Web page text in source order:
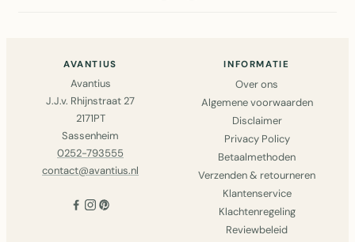
AVANTIUS
Avantius
J.J.v. Rhijnstraat 27
2171PT
Sassenheim
0252-793555
contact@avantius.nl
INFORMATIE
Over ons
Algemene voorwaarden
Disclaimer
Privacy Policy
Betaalmethoden
Verzenden & retourneren
Klantenservice
Klachtenregeling
Reviewbeleid